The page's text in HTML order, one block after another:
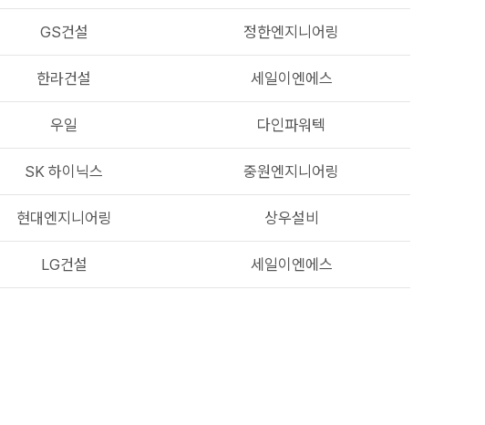
GS건설 정한엔지니어링
한라건설 세일이엔에스
우일 다인파워텍
SK 하이닉스 중원엔지니어링
현대엔지니어링 상우설비
LG건설 세일이엔에스